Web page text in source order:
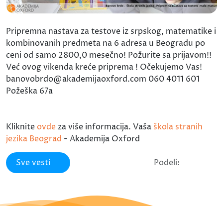
Pripremna nastava za testove iz srpskog, matematike i
kombinovanih predmeta na 6 adresa u Beogradu po
ceni od samo 2800,0 mesečno! Požurite sa prijavom!!
Već ovog vikenda kreće priprema ! Očekujemo Vas!
banovobrdo@akademijaoxford.com 060 4011 601
Požeška 67a
Kliknite ovde za više informacija. Vaša škola stranih
jezika Beograd - Akademija Oxford
Sve vesti Podeli: